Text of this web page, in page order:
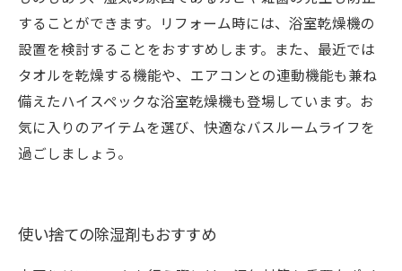
することができます。リフォーム時には、浴室乾燥機の
設置を検討することをおすすめします。また、最近では
タオルを乾燥する機能や、エアコンとの連動機能も兼ね
備えたハイスペックな浴室乾燥機も登場しています。お
気に入りのアイテムを選び、快適なバスルームライフを
過ごしましょう。
使い捨ての除湿剤もおすすめ